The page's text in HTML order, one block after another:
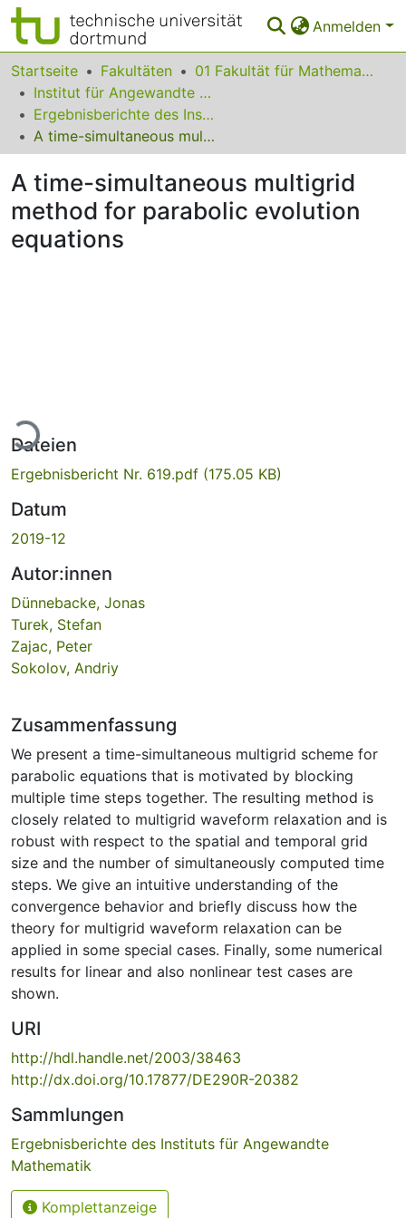
Anmelden
Bereiche & Sammlungen
Das gesamte Repositorium
Statistiken
FAQ
Leitlinien
Zurück zur Startseite
Startseite Fakultäten
01 Fakultät für Mathematik
Institut für Angewandte Mathematik
Ergebnisberichte des Instituts für Angewandte Mathematik
A time-simultaneous multigrid method for parabolic evolution equations
A time-simultaneous multigrid
method for parabolic evolution
equations
Dateien
Ergebnisbericht Nr. 619.pdf (175.05 KB)
Datum
2019-12
Autor:innen
Dünnebacke, Jonas
Turek, Stefan
Zajac, Peter
Sokolov, Andriy
Zusammenfassung
We present a time-simultaneous multigrid scheme for
parabolic equations that is motivated by blocking
multiple time steps together. The resulting method is
closely related to multigrid waveform relaxation and is
robust with respect to the spatial and temporal grid
size and the number of simultaneously computed time
steps. We give an intuitive understanding of the
convergence behavior and briefly discuss how the
theory for multigrid waveform relaxation can be
applied in some special cases. Finally, some numerical
results for linear and also nonlinear test cases are
shown.
URI
http://hdl.handle.net/2003/38463
http://dx.doi.org/10.17877/DE290R-20382
Sammlungen
Ergebnisberichte des Instituts für Angewandte
Mathematik
Komplettanzeige